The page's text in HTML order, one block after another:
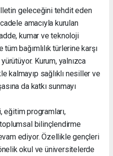
geleceğini tehdit eden
amacıyla kurulan
kumar ve teknoloji
tüm bağımlılık türlerine karşı
Kurum, yalnızca
kalmayıp sağlıklı nesiller ve
da katkı sunmayı
eğitim programları,
bilinçlendirme
ediyor. Özellikle gençleri
okul ve üniversitelerde